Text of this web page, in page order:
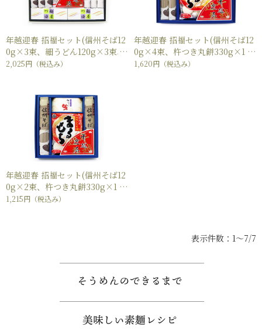
年越迎春 招福セット(信州そば12
0g×3束、細うどん120g×3束、
杵つき丸餅330g×1袋、麺つゆ30
2,025円 （税込み）
年越迎春 招福セット(信州そば12
0g×4束、杵つき丸餅330g×1
袋、麺つゆ30ml×2本)
1,620円 （税込み）
年越迎春 招福セット(信州そば12
0g×2束、杵つき丸餅330g×1
袋、麺つゆ30ml×2本)
1,215円 （税込み）
表示件数：1～7/7